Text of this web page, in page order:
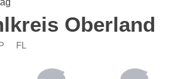
Oberland
FL